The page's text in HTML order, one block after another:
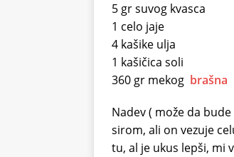
5 gr suvog kvasca
1 celo jaje
4 kašike ulja
1 kašičica soli
360 gr mekog brašna
Nadev ( može da
sirom, ali on vezuje
tu, al je ukus lepši, mi